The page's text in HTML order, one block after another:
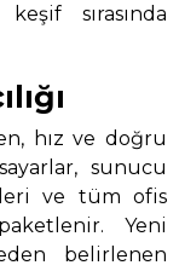
sırasında
hız ve doğru
sunucu
ve tüm ofis
Yeni
belirlenen